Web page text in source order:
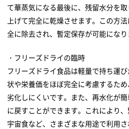
て華蒸気になる最後に、残留水分を
上げて完全に乾燥させます。この方
全に除去され、暫定保存が可能になり
・フリーズドライの臨時
フリーズドライ食品は軽量で持ち運
状や栄養価をほぼ完全に考慮するた
劣化しにくいです。また、再水化が
に戻すことができます。これにより、
宇宙食など、さまざまな用途で利用さ